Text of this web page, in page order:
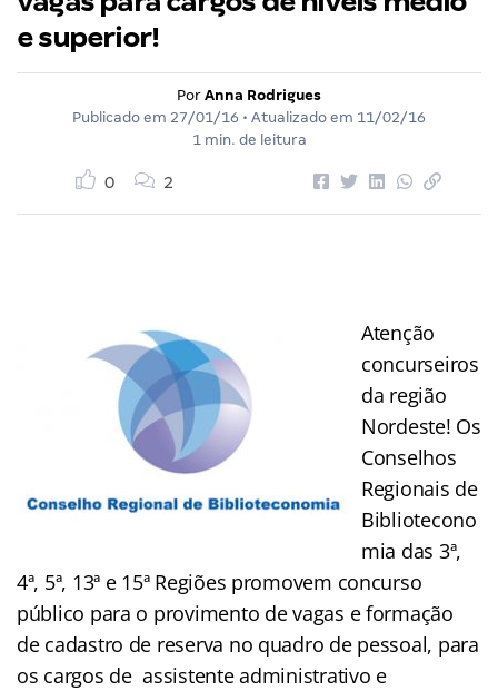
e superior!
Por Anna Rodrigues
Publicado em 27/01/16 • Atualizado em 11/02/16
1 min. de leitura
0 2
Atenção
concurseiros
da região
Nordeste! Os
Conselhos
Regionais de
Bibliotecono
mia das 3ª,
4ª, 5ª, 13ª e 15ª Regiões promovem concurso
público para o provimento de vagas e formação
de cadastro de reserva no quadro de pessoal, para
os cargos de assistente administrativo e